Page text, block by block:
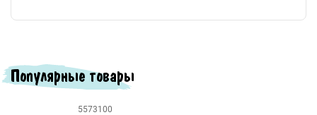
Популярные товары
5573100